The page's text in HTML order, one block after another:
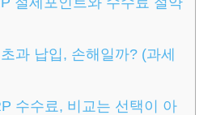
과 납입, 손해일까? (과세
수수료, 비교는 선택이 아